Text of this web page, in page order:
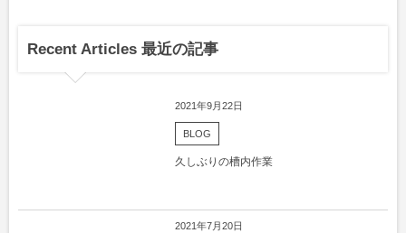
Recent Articles 最近の記事
2021年9月22日
BLOG
久しぶりの槽内作業
2021年7月20日